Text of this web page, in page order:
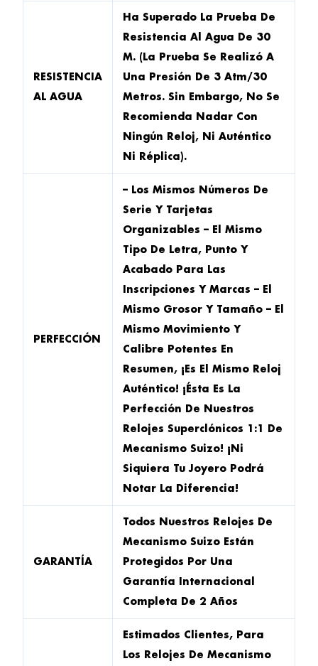
RESISTENCIA
AL AGUA
Ha Superado La Prueba De
Resistencia Al Agua De 30
M. (La Prueba Se Realizó A
Una Presión De 3 Atm/30
Metros. Sin Embargo, No Se
Recomienda Nadar Con
Ningún Reloj, Ni Auténtico
Ni Réplica).
PERFECCIÓN
– Los Mismos Números De
Serie Y Tarjetas
Organizables – El Mismo
Tipo De Letra, Punto Y
Acabado Para Las
Inscripciones Y Marcas – El
Mismo Grosor Y Tamaño – El
Mismo Movimiento Y
Calibre Potentes En
Resumen, ¡es El Mismo Reloj
Auténtico! ¡Ésta Es La
Perfección De Nuestros
Relojes Superclónicos 1:1 De
Mecanismo Suizo! ¡Ni
Siquiera Tu Joyero Podrá
Notar La Diferencia!
GARANTÍA
Todos Nuestros Relojes De
Mecanismo Suizo Están
Protegidos Por Una
Garantía Internacional
Completa De 2 Años
Estimados Clientes, Para
Los Relojes De Mecanismo